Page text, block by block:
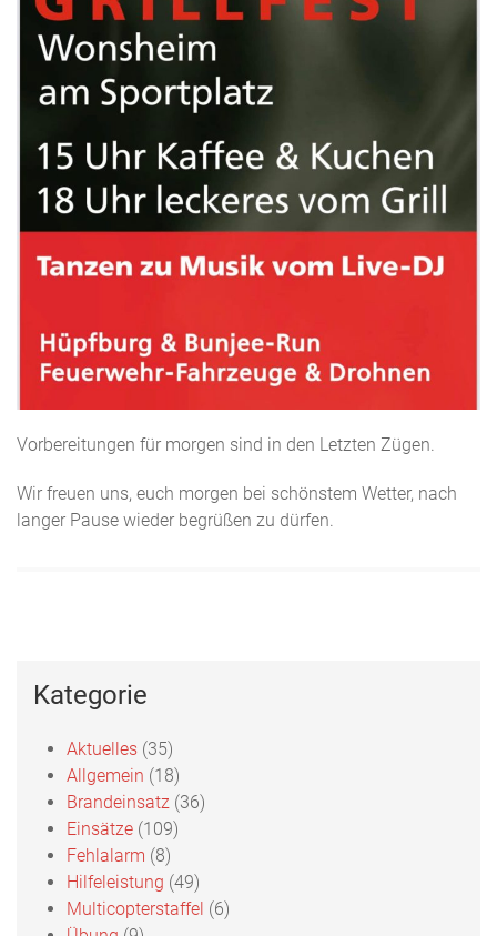
Vorbereitungen für morgen sind in den Letzten Zügen.
Wir freuen uns, euch morgen bei schönstem Wetter, nach
langer Pause wieder begrüßen zu dürfen.
Kategorie
Aktuelles (35)
Allgemein (18)
Brandeinsatz (36)
Einsätze (109)
Fehlalarm (8)
Hilfeleistung (49)
Multicopterstaffel (6)